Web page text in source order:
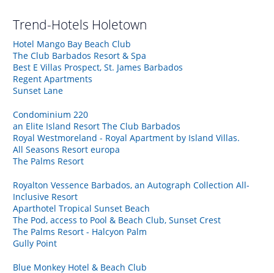
Trend-Hotels Holetown
Hotel Mango Bay Beach Club
The Club Barbados Resort & Spa
Best E Villas Prospect, St. James Barbados
Regent Apartments
Sunset Lane
Condominium 220
an Elite Island Resort The Club Barbados
Royal Westmoreland - Royal Apartment by Island Villas.
All Seasons Resort europa
The Palms Resort
Royalton Vessence Barbados, an Autograph Collection All-
Inclusive Resort
Aparthotel Tropical Sunset Beach
The Pod, access to Pool & Beach Club, Sunset Crest
The Palms Resort - Halcyon Palm
Gully Point
Blue Monkey Hotel & Beach Club